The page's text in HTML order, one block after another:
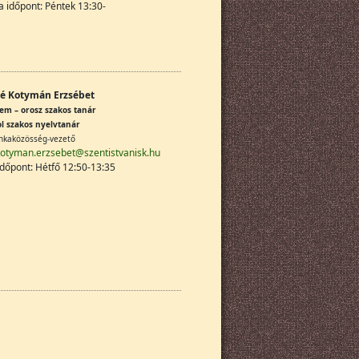
időpont: Péntek 13:30-
Kotymán Erzsébet
– orosz szakos tanár
szakos nyelvtanár
vezető
Hétfő 12:50-13:35